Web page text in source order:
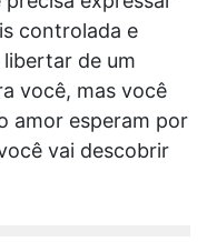
controlada e
libertar de um
você, mas você
amor esperam por
vai descobrir